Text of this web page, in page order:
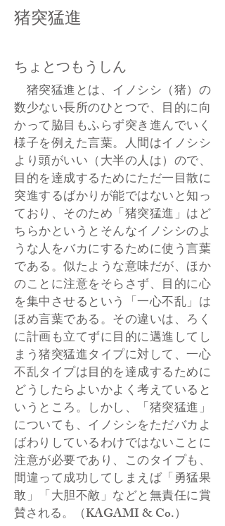
猪突猛進
ちょとつもうしん
猪突猛進とは、イノシシ（猪）の
数少ない長所のひとつで、目的に向
かって脇目もふらず突き進んでいく
様子を例えた言葉。人間はイノシシ
より頭がいい（大半の人は）ので、
目的を達成するためにただ一目散に
突進するばかりが能ではないと知っ
ており、そのため「猪突猛進」はど
ちらかというとそんなイノシシのよ
うな人をバカにするために使う言葉
である。似たような意味だが、ほか
のことに注意をそらさず、目的に心
を集中させるという「一心不乱」は
ほめ言葉である。その違いは、ろく
に計画も立てずに目的に邁進してし
まう猪突猛進タイプに対して、一心
不乱タイプは目的を達成するために
どうしたらよいかよく考えていると
いうところ。しかし、「猪突猛進」
についても、イノシシをただバカよ
ばわりしているわけではないことに
注意が必要であり、このタイプも、
間違って成功してしまえば「勇猛果
敢」「大胆不敵」などと無責任に賞
賛される。（KAGAMI & Co.）